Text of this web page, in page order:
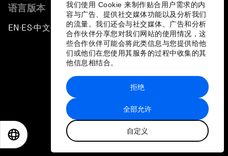
我们使用 Cookie 来制作贴合用户需求的内
容与广告、提供社交媒体功能以及分析我们
的流量。我们还会与社交媒体、广告和分析
合作伙伴分享您对我们网站的使用情况，这
些合作伙伴可能会将此类信息与您提供给他
们或他们在您使用其服务的过程中收集的其
他信息相结合。
全部允许
自定义
拒绝
语言版本
EN ▪ES▪中文▪ 日本語
站点地图
世界经济论坛